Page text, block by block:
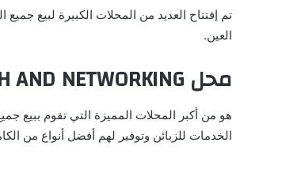
العين.
محلAND NETWORKING
هو من أكبر المحلات المميزة التي تقوم ببيع
الخدمات للزبائن وتوفير لهم أفضل أنواع من